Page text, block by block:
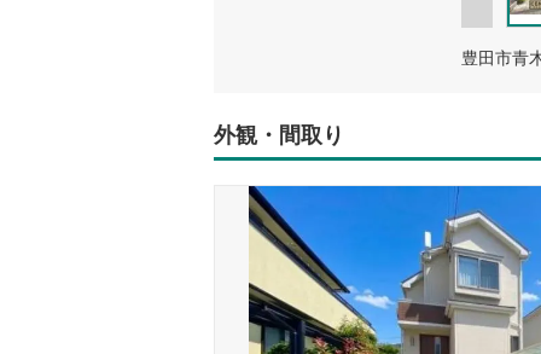
外観・間取り